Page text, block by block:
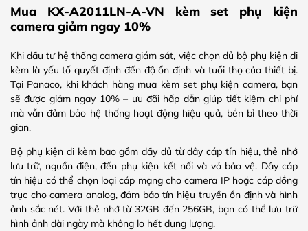
Mua KX-A2011LN-A-VN kèm set phụ kiện
camera giảm ngay 10%
Khi đầu tư hệ thống camera giám sát, việc chọn đủ bộ phụ kiện đi
kèm là yếu tố quyết định đến độ ổn định và tuổi thọ của thiết bị.
Tại Panaco, khi khách hàng mua kèm set phụ kiện camera, bạn
sẽ được giảm ngay 10% – ưu đãi hấp dẫn giúp tiết kiệm chi phí
mà vẫn đảm bảo hệ thống hoạt động hiệu quả, bền bỉ theo thời
gian.
Bộ phụ kiện đi kèm bao gồm đầy đủ từ dây cáp tín hiệu, thẻ nhớ
lưu trữ, nguồn điện, đến phụ kiện kết nối và vỏ bảo vệ. Dây cáp
tín hiệu có thể chọn loại cáp mạng cho camera IP hoặc cáp đồng
trục cho camera analog, đảm bảo tín hiệu truyền ổn định và hình
ảnh sắc nét. Với thẻ nhớ từ 32GB đến 256GB, bạn có thể lưu trữ
hình ảnh dài ngày mà không lo hết dung lượng.